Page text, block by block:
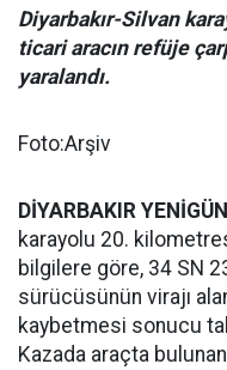
Diyarbakır-Silvan
ticari aracın refüje
yaralandı.
Foto:Arşiv
DİYARBAKIR YENİGÜN
karayolu 20.
bilgilere göre, 34 SN
sürücüsünün virajı
kaybetmesi sonucu
Kazada araçta